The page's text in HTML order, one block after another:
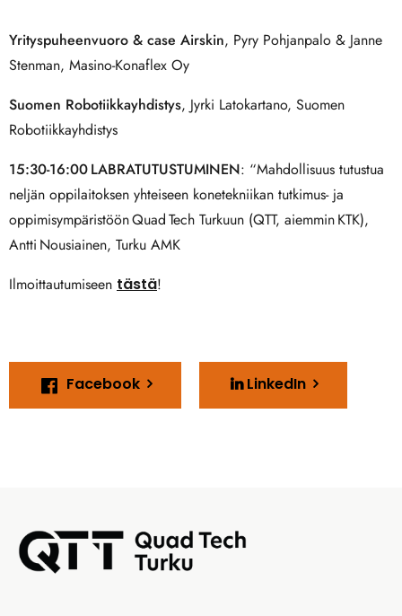
Yrityspuheenvuoro & case Airskin, Pyry Pohjanpalo & Janne
Stenman, Masino-Konaflex Oy
Suomen Robotiikkayhdistys, Jyrki Latokartano, Suomen
Robotiikkayhdistys
15:30-16:00 LABRATUTUSTUMINEN: “Mahdollisuus tutustua
neljän oppilaitoksen yhteiseen konetekniikan tutkimus- ja
oppimisympäristöön Quad Tech Turkuun (QTT, aiemmin KTK),
Antti Nousiainen, Turku AMK
Ilmoittautumiseen tästä!
Facebook LinkedIn